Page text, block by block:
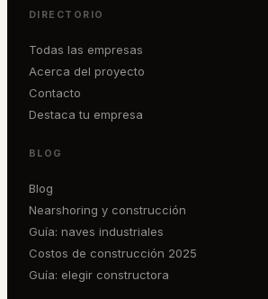
DIRECTORIO
Todas las empresas
Acerca del proyecto
Contacto
Destaca tu empresa
BLOG
Blog
Nearshoring y construcción
Guía: naves industriales
Costos de construcción 2025
Guía: elegir constructora